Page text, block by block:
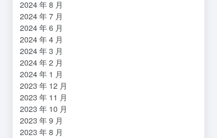
2024 年 8 月
2024 年 7 月
2024 年 6 月
2024 年 4 月
2024 年 3 月
2024 年 2 月
2024 年 1 月
2023 年 12 月
2023 年 11 月
2023 年 10 月
2023 年 9 月
2023 年 8 月